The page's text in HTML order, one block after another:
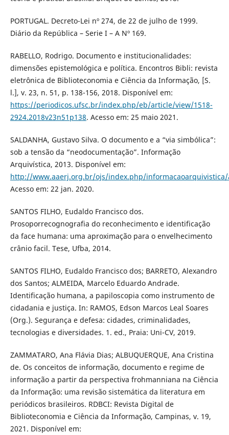
PORTUGAL. Decreto-Lei nº 274, de 22 de julho de 1999.
Diário da República – Serie I – A Nº 169.
RABELLO, Rodrigo. Documento e institucionalidades:
dimensões epistemológica e política. Encontros Bibli: revista
eletrônica de Biblioteconomia e Ciência da Informação, [S.
l.], v. 23, n. 51, p. 138-156, 2018. Disponível em:
https://periodicos.ufsc.br/index.php/eb/article/view/1518-
2924.2018v23n51p138. Acesso em: 25 maio 2021.
SALDANHA, Gustavo Silva. O documento e a “via simbólica”:
sob a tensão da “neodocumentação”. Informação
Arquivística, 2013. Disponível em:
http://www.aaerj.org.br/ojs/index.php/
Acesso em: 22 jan. 2020.
SANTOS FILHO, Eudaldo Francisco dos.
Prosoporrecognografia do reconhecimento e identificação
da face humana: uma aproximação para o envelhecimento
crânio facil. Tese, Ufba, 2014.
SANTOS FILHO, Eudaldo Francisco dos; BARRETO, Alexandro
dos Santos; ALMEIDA, Marcelo Eduardo Andrade.
Identificação humana, a papiloscopia como instrumento de
cidadania e justiça. In: RAMOS, Edson Marcos Leal Soares
(Org.). Segurança e defesa: cidades, criminalidades,
tecnologias e diversidades. 1. ed., Praia: Uni-CV, 2019.
ZAMMATARO, Ana Flávia Dias; ALBUQUERQUE, Ana Cristina
de. Os conceitos de informação, documento e regime de
informação a partir da perspectiva frohmanniana na Ciência
da Informação: uma revisão sistemática da literatura em
periódicos brasileiros. RDBCI: Revista Digital de
Biblioteconomia e Ciência da Informação, Campinas, v. 19,
2021. Disponível em: